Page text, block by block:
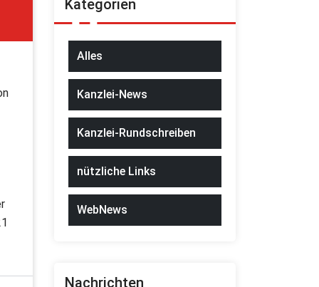
Kategorien
Alles
Kanzlei-News
Kanzlei-Rundschreiben
nützliche Links
WebNews
Nachrichten